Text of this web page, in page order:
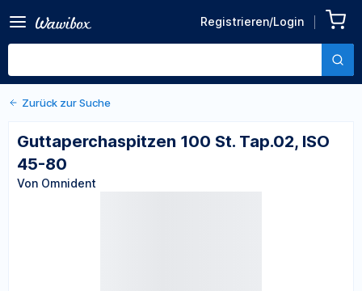
Registrieren/Login
Tap.02, ISO 45-80
Von Omnident
Zurück zu den Produktdetails
Zurück zur Suche
Guttaperchaspitzen 100 St. Tap.02, ISO
45-80
Von Omnident